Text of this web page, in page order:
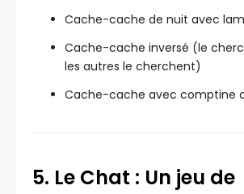
Cache-cache de nuit avec
Cache-cache inversé (le
les autres le cherchent)
Cache-cache avec comptine
5. Le Chat : Un jeu de